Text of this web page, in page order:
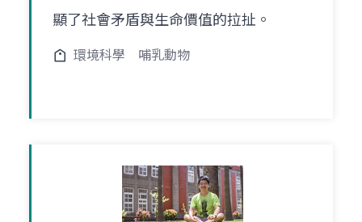
顯了社會矛盾與生命價值的拉扯。
環境科學 哺乳動物